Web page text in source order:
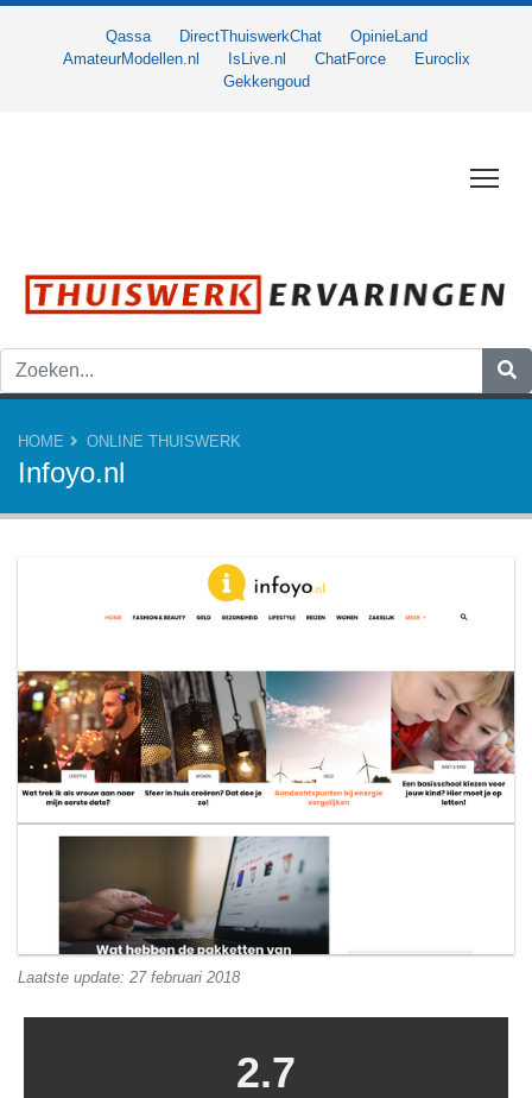
Qassa DirectThuiswerkChat
OpinieLand
AmateurModellen.nl
IsLive.nl ChatForce
Euroclix
Gekkengoud
HOME ONLINE THUISWERK
Infoyo.nl
Laatste update: 27 februari 2018
2.7